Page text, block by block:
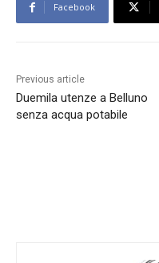
Facebook
Previous article
Duemila utenze a Belluno
senza acqua potabile